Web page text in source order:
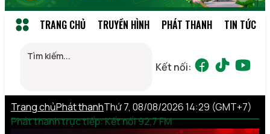
TRANG CHỦ TRUYỀN HÌNH PHÁT THANH TIN TỨC
Kết nối:
Trang chủPhát thanh
Phát thanh trực tiếp: Kết nối 92,7 FM
Thứ 7, 08/08/2026 14:29 (GMT+7)